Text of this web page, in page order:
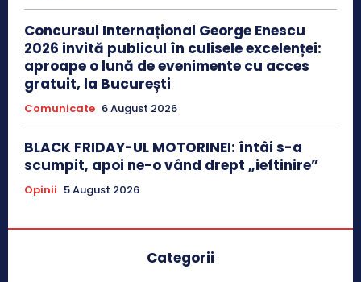
Concursul Internațional George Enescu
2026 invită publicul în culisele excelenței:
aproape o lună de evenimente cu acces
gratuit, la București
Comunicate 6 August 2026
BLACK FRIDAY-UL MOTORINEI: întâi s-a
scumpit, apoi ne-o vând drept „ieftinire”
Opinii 5 August 2026
Categorii